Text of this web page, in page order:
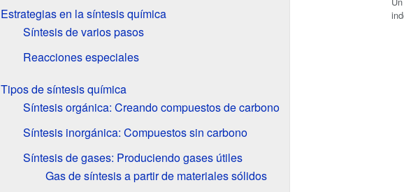
Estrategias en la síntesis química
Síntesis de varios pasos
Reacciones especiales
Tipos de síntesis química
Síntesis orgánica: Creando compuestos de carbono
Síntesis inorgánica: Compuestos sin carbono
Síntesis de gases: Produciendo gases útiles
Gas de síntesis a partir de materiales sólidos